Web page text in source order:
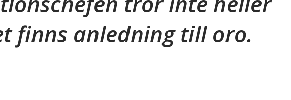
finns anledning till oro.